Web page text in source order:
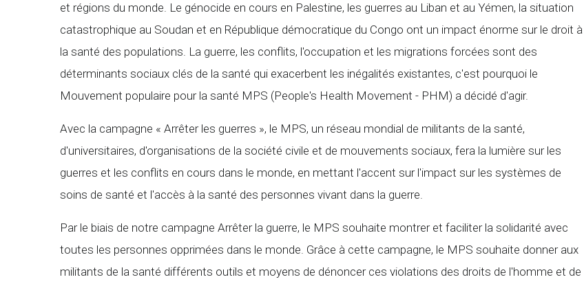
et régions du monde. Le génocide en cours en Palestine, les guerres au Liban et au Yémen, la situation
catastrophique au Soudan et en République démocratique du Congo ont un impact énorme sur le droit à
la santé des populations. La guerre, les conflits, l'occupation et les migrations forcées sont des
déterminants sociaux clés de la santé qui exacerbent les inégalités existantes, c'est pourquoi le
Mouvement populaire pour la santé MPS (People's Health Movement - PHM) a décidé d'agir.
Avec la campagne « Arrêter les guerres », le MPS, un réseau mondial de militants de la santé,
d'universitaires, d'organisations de la société civile et de mouvements sociaux, fera la lumière sur les
guerres et les conflits en cours dans le monde, en mettant l'accent sur l'impact sur les systèmes de
soins de santé et l'accès à la santé des personnes vivant dans la guerre.
Par le biais de notre campagne Arrêter la guerre, le MPS souhaite montrer et faciliter la solidarité avec
toutes les personnes opprimées dans le monde. Grâce à cette campagne, le MPS souhaite donner aux
militants de la santé différents outils et moyens de dénoncer ces violations des droits de l'homme et de